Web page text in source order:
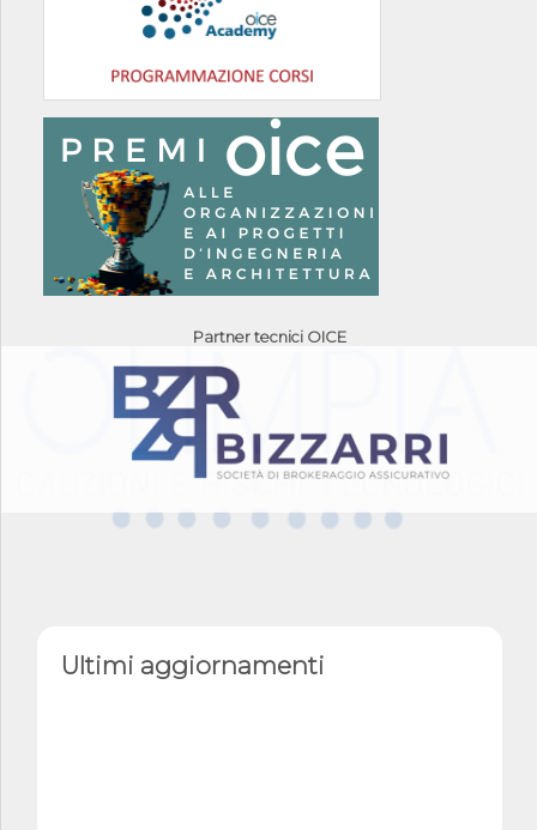
Partner tecnici OICE
Ultimi aggiornamenti